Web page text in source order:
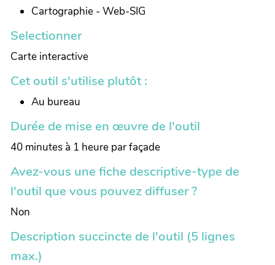
Cartographie - Web-SIG
Selectionner
Carte interactive
Cet outil s'utilise plutôt :
Au bureau
Durée de mise en œuvre de l'outil
40 minutes à 1 heure par façade
Avez-vous une fiche descriptive-type de
l'outil que vous pouvez diffuser ?
Non
Description succincte de l'outil (5 lignes
max.)